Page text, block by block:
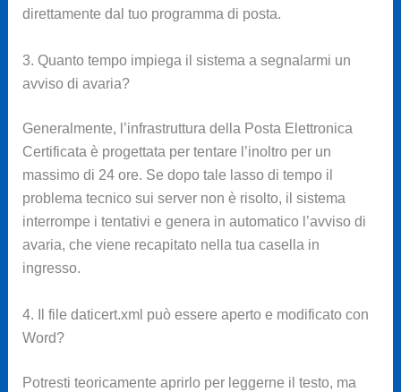
direttamente dal tuo programma di posta.
3. Quanto tempo impiega il sistema a segnalarmi un
avviso di avaria?
Generalmente, l’infrastruttura della Posta Elettronica
Certificata è progettata per tentare l’inoltro per un
massimo di 24 ore. Se dopo tale lasso di tempo il
problema tecnico sui server non è risolto, il sistema
interrompe i tentativi e genera in automatico l’avviso di
avaria, che viene recapitato nella tua casella in
ingresso.
4. Il file daticert.xml può essere aperto e modificato con
Word?
Potresti teoricamente aprirlo per leggerne il testo, ma